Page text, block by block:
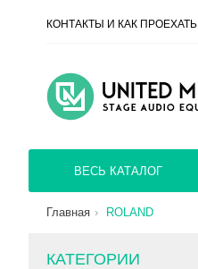
КОНТАКТЫ И КАК ПРОЕХАТЬ
ВЕСЬ КАТАЛОГ
Главная ROLAND
КАТЕГОРИИ